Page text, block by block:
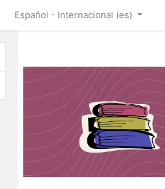
Español - Internacional ‎(es)‎